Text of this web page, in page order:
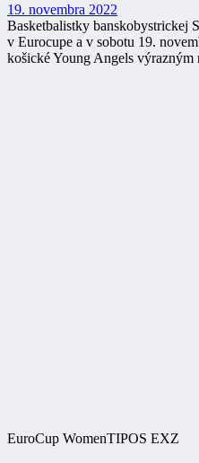
19. novembra 2022
Basketbalistky banskobystrickej
v Eurocupe a v sobotu 19.
košické Young Angels výrazným
EuroCup WomenTIPOS EXZ